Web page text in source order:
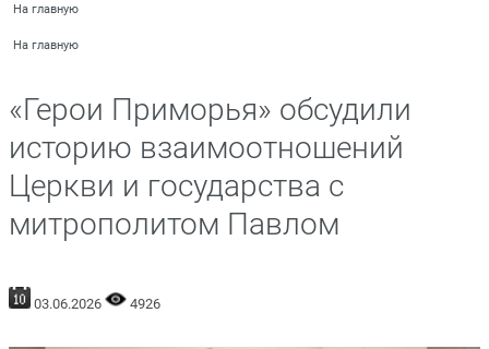
На главную
На главную
«Герои Приморья» обсудили
историю взаимоотношений
Церкви и государства с
митрополитом Павлом
03.06.2026 4926